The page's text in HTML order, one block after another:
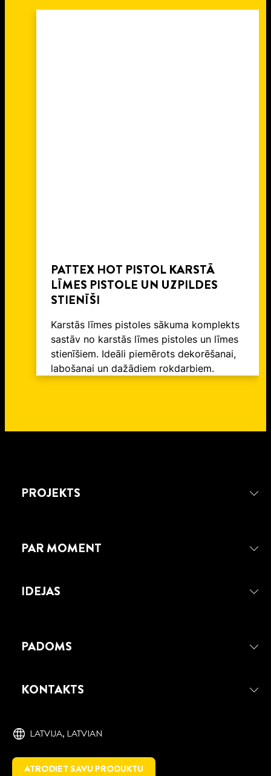
PATTEX HOT PISTOL KARSTĀ
LĪMES PISTOLE UN UZPILDES
STIENĪŠI
Karstās līmes pistoles sākuma komplekts
sastāv no karstās līmes pistoles un līmes
stienīšiem. Ideāli piemērots dekorēšanai,
labošanai un dažādiem rokdarbiem.
MOMENT SPRAY IZSMIDZINĀMA
Izsmidzināma līme, kas ir labi piemērota
PROJEKTS
PAR MOMENT
IDEJAS
PADOMS
KONTAKTS
LATVIJA, ‎LATVIAN
ATRODIET SAVU PRODUKTU